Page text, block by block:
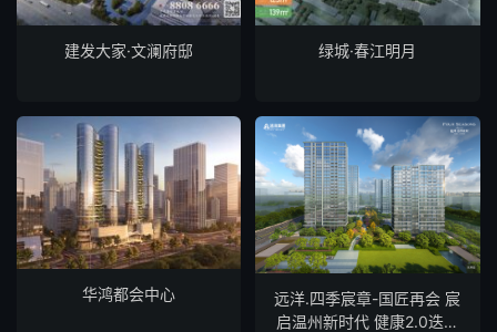
建发大家·文澜府邸 绿城·春江明月
华鸿都会中心
远洋.四季宸章-国匠再会 宸
启温州新时代 健康2.0迭新